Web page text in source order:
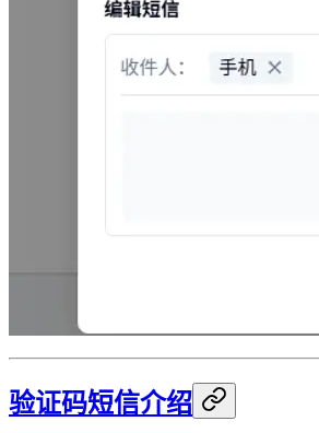
验证码短信介绍